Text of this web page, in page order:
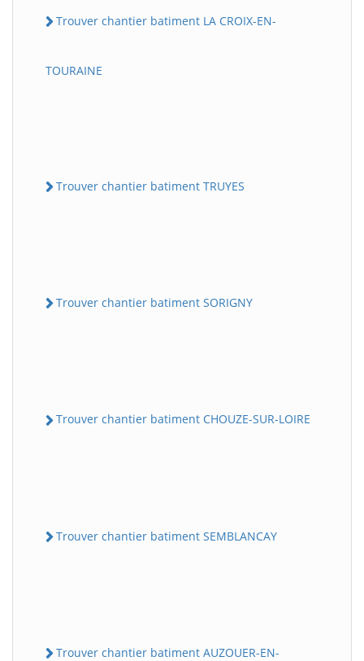
Trouver chantier batiment LA CROIX-EN-
TOURAINE
Trouver chantier batiment TRUYES
Trouver chantier batiment SORIGNY
Trouver chantier batiment CHOUZE-SUR-LOIRE
Trouver chantier batiment SEMBLANCAY
Trouver chantier batiment AUZOUER-EN-